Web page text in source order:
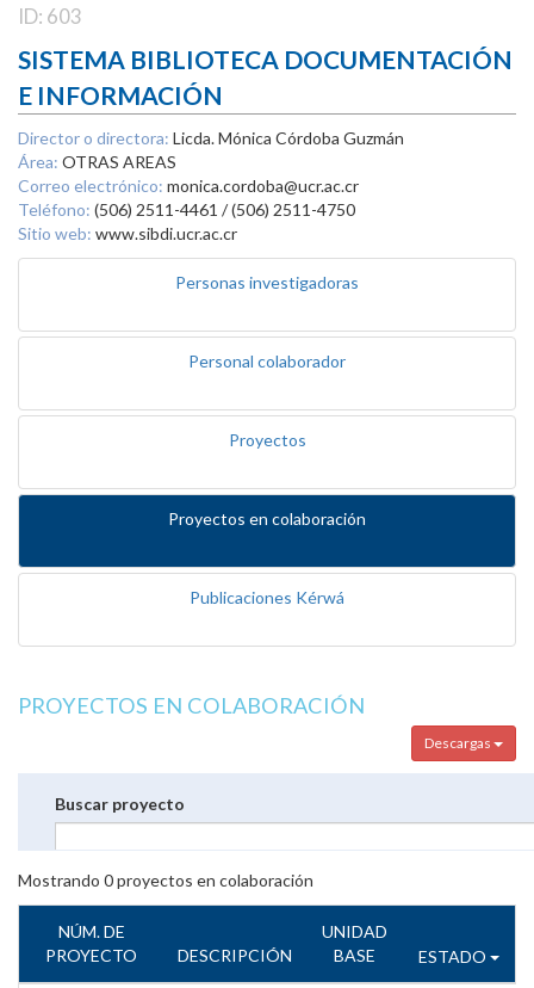
ID: 603
SISTEMA BIBLIOTECA DOCUMENTACIÓN
E INFORMACIÓN
Director o directora: Licda. Mónica Córdoba Guzmán
Área: OTRAS AREAS
Correo electrónico: monica.cordoba@ucr.ac.cr
Teléfono: (506) 2511-4461 / (506) 2511-4750
Sitio web: www.sibdi.ucr.ac.cr
Personas investigadoras
Personal colaborador
Proyectos
Proyectos en colaboración
Publicaciones Kérwá
PROYECTOS EN COLABORACIÓN
Descargas
Buscar proyecto
Mostrando 0proyectos en colaboración
NÚM. DE
PROYECTO
DESCRIPCIÓN
UNIDAD
BASE
ESTADO